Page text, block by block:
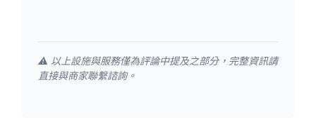
⚠️ 以上設施與服務僅為評論中提及之部分，完整資訊請
直接與商家聯繫諮詢。